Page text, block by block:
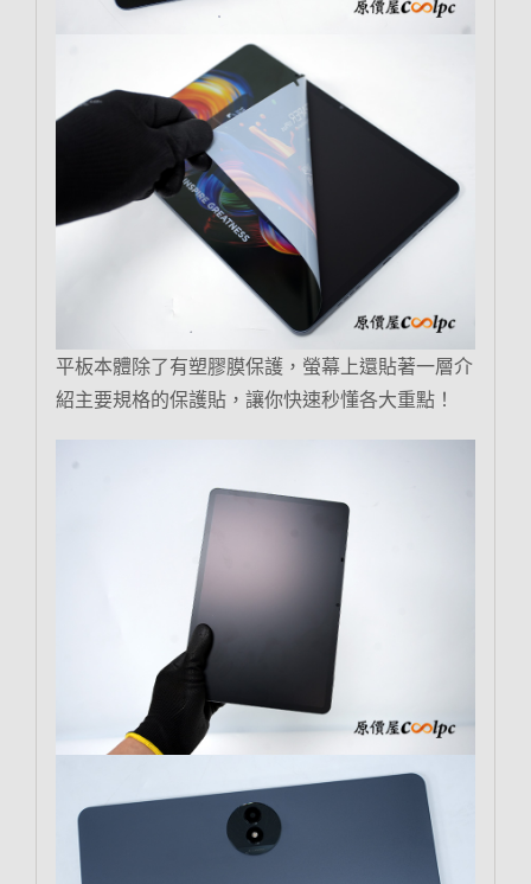
平板本體除了有塑膠膜保護，螢幕上還貼著一層介
紹主要規格的保護貼，讓你快速秒懂各大重點！